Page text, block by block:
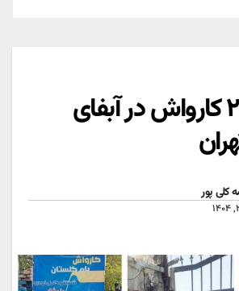
پیمایش ۲۳ کارواش در آبفای
کلی پور